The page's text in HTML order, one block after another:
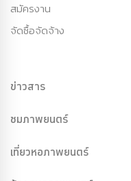
สมัครงาน
จัดซื้อจัดจ้าง
ข่าวสาร
ชมภาพยนตร์
เที่ยวหอภาพยนตร์